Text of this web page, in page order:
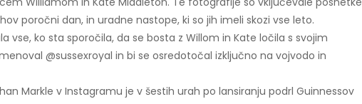
poročni dan, in uradne nastope, ki so jih imeli skozi vse leto.
vse, ko sta sporočila, da se bosta z Willom in Kate ločila s svojim
@sussexroyal in bi se osredotočal izključno na vojvodo in
Markle v Instagramu je v šestih urah po lansiranju podrl Guinnessov